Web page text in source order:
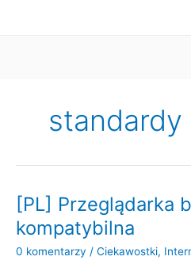
standardy
[PL] Przeglądarka
kompatybilna
0 komentarzy / Ciekawostki,